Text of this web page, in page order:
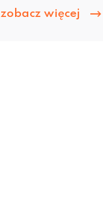
zobacz więcej